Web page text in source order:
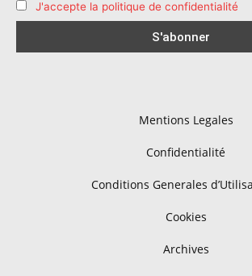
J'accepte la politique de confidentialité
Mentions Legales
Confidentialité
Conditions Generales
Cookies
Archives